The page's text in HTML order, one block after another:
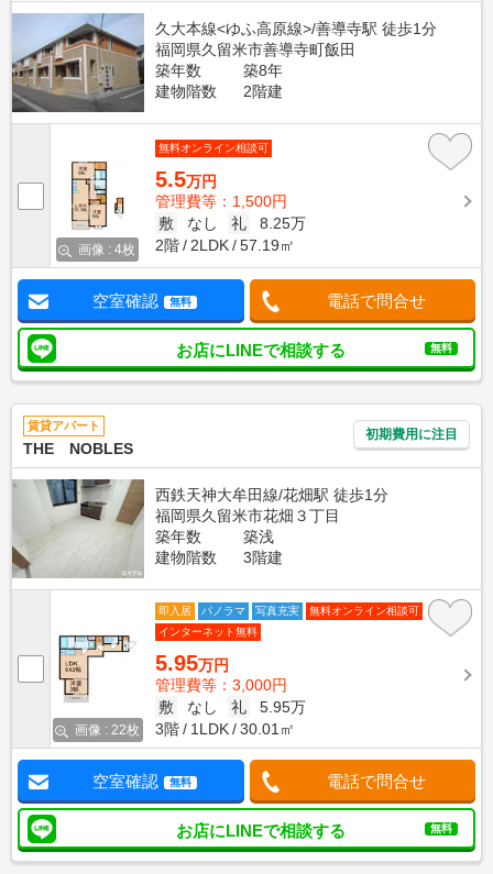
久大本線<ゆふ高原線>/善導寺駅 徒歩1分
福岡県久留米市善導寺町飯田
築年数
築8年
建物階数
2階建
画像 : 4枚
無料オンライン相談可
5.5万円
管理費等：1,500円
敷
なし 礼
8.25万
2階
2LDK 57.19㎡
空室確認 無料 電話で問合せ
お店にLINEで相談する 無料
賃貸アパート
THE NOBLES
初期費用に注目
西鉄天神大牟田線/花畑駅 徒歩1分
福岡県久留米市花畑３丁目
築年数
築浅
建物階数
3階建
画像 : 22枚
即入居 パノラマ 写真充実
無料オンライン相談可
インターネット無料
5.95万円
管理費等：3,000円
敷
なし 礼
5.95万
3階
1LDK 30.01㎡
空室確認 無料 電話で問合せ
お店にLINEで相談する 無料